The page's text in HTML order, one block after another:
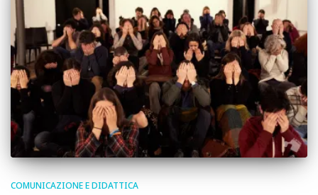
COMUNICAZIONE E DIDATTICA